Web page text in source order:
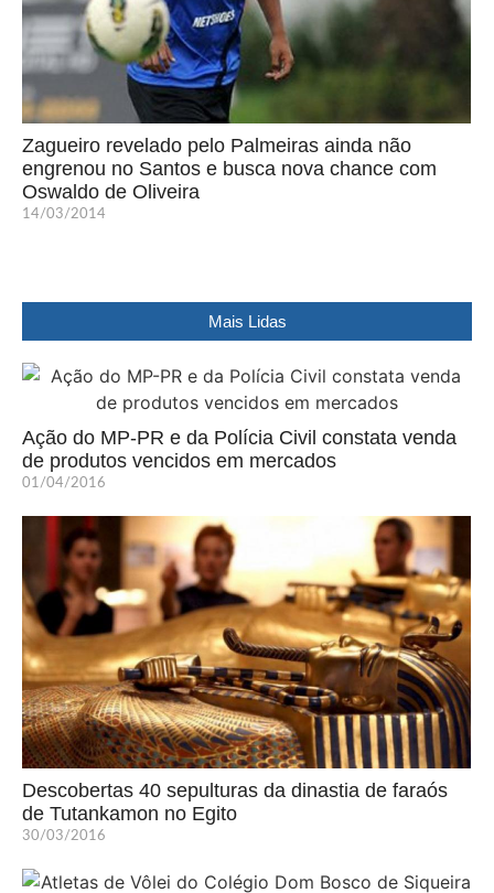
Zagueiro revelado pelo Palmeiras ainda não
engrenou no Santos e busca nova chance com
Oswaldo de Oliveira
14/03/2014
Mais Lidas
Ação do MP-PR e da Polícia Civil constata venda
de produtos vencidos em mercados
01/04/2016
Descobertas 40 sepulturas da dinastia de faraós
de Tutankamon no Egito
30/03/2016